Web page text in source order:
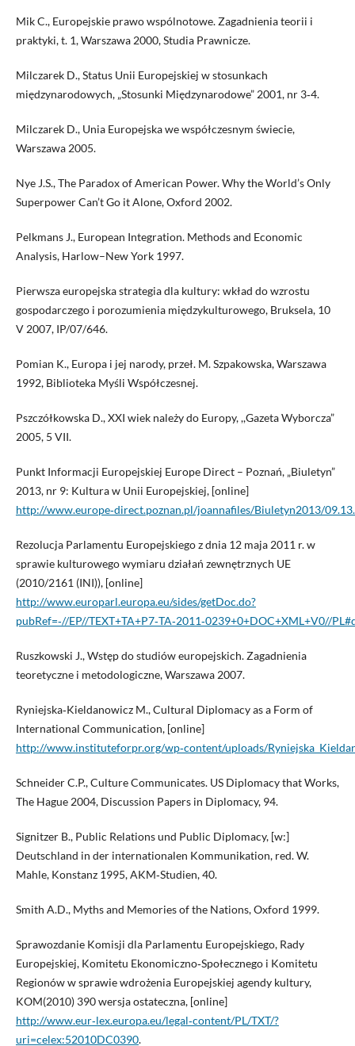
Mik C., Europejskie prawo wspólnotowe. Zagadnienia teorii i
praktyki, t. 1, Warszawa 2000, Studia Prawnicze.
Milczarek D., Status Unii Europejskiej w stosunkach
międzynarodowych, „Stosunki Międzynarodowe” 2001, nr 3‑4.
Milczarek D., Unia Europejska we współczesnym świecie,
Warszawa 2005.
Nye J.S., The Paradox of American Power. Why the World’s Only
Superpower Can’t Go it Alone, Oxford 2002.
Pelkmans J., European Integration. Methods and Economic
Analysis, Harlow–New York 1997.
Pierwsza europejska strategia dla kultury: wkład do wzrostu
gospodarczego i porozumienia międzykulturowego, Bruksela, 10
V 2007, IP/07/646.
Pomian K., Europa i jej narody, przeł. M. Szpakowska, Warszawa
1992, Biblioteka Myśli Współczesnej.
Pszczółkowska D., XXI wiek należy do Europy, ,,Gazeta Wyborcza”
2005, 5 VII.
Punkt Informacji Europejskiej Europe Direct – Poznań, „Biuletyn”
2013, nr 9: Kultura w Unii Europejskiej, [online]
http://www.europe‑direct.poznan.pl/joannafiles/Biuletyn2013/
Rezolucja Parlamentu Europejskiego z dnia 12 maja 2011 r. w
sprawie kulturowego wymiaru działań zewnętrznych UE
(2010/2161 (INI)), [online]
http://www.europarl.europa.eu/sides/getDoc.do?
pubRef=‑//EP//TEXT+TA+P7‑TA‑2011‑0239+0+DOC+XML+V0//
Ruszkowski J., Wstęp do studiów europejskich. Zagadnienia
teoretyczne i metodologiczne, Warszawa 2007.
Ryniejska‑Kieldanowicz M., Cultural Diplomacy as a Form of
International Communication, [online]
http://www.instituteforpr.org/wp‑content/uploads/
Schneider C.P., Culture Communicates. US Diplomacy that Works,
The Hague 2004, Discussion Papers in Diplomacy, 94.
Signitzer B., Public Relations und Public Diplomacy, [w:]
Deutschland in der internationalen Kommunikation, red. W.
Mahle, Konstanz 1995, AKM‑Studien, 40.
Smith A.D., Myths and Memories of the Nations, Oxford 1999.
Sprawozdanie Komisji dla Parlamentu Europejskiego, Rady
Europejskiej, Komitetu Ekonomiczno‑Społecznego i Komitetu
Regionów w sprawie wdrożenia Europejskiej agendy kultury,
KOM(2010) 390 wersja ostateczna, [online]
http://www.eur‑lex.europa.eu/legal‑content/PL/TXT/?
uri=celex:52010DC0390.